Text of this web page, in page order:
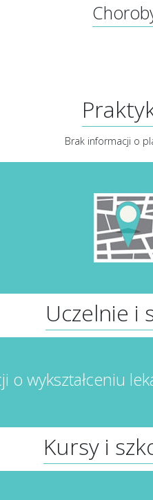
Brak informacji o
Uczelnie i
o wykształceniu
Kursy i